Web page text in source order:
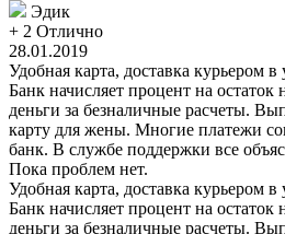
Эдик
+ 2 Отлично
28.01.2019
Удобная карта, доставка курьером
Банк начисляет процент на остаток
деньги за безналичные расчеты.
карту для жены. Многие платежи
банк. В службе поддержки все
Пока проблем нет.
Удобная карта, доставка курьером
Банк начисляет процент на остаток
деньги за безналичные расчеты.